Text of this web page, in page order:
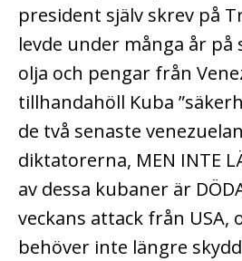
president själv skrev på
levde under många år
olja och pengar från
tillhandahöll Kuba
de två senaste
diktatorerna, MEN INTE
av dessa kubaner är
veckans attack från USA,
behöver inte längre